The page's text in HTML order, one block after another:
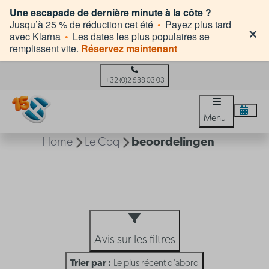
Une escapade de dernière minute à la côte ?
Jusqu’à 25 % de réduction cet été • Payez plus tard
avec Klarna • Les dates les plus populaires se
remplissent vite. Réservez maintenant
×
+32 (0)2 588 03 03
Menu
Home Le Coq beoordelingen
Avis sur les filtres
Trier par : Le plus récent d'abord